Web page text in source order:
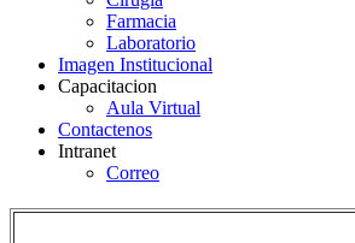
Farmacia
Laboratorio
Imagen Institucional
Capacitacion
Aula Virtual
Contactenos
Intranet
Correo